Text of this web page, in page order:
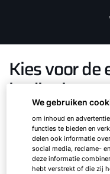
Kies voor
bediening
Touch
De intuïtieve
units
We gebruiken
om inhoud en
functies te bieden en
delen ook informatie
social media, reclame-
deze informatie
hebt verstrekt of die zij